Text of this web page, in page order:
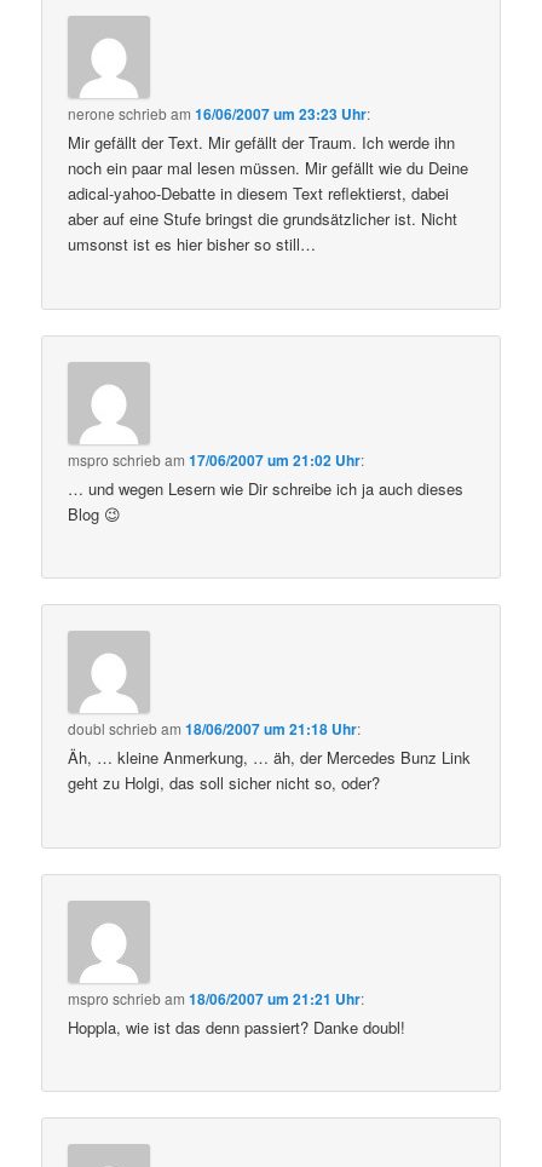
nerone schriebam16/06/2007 um 23:23 Uhr:
Mir gefällt der Text. Mir gefällt der Traum. Ich werde ihn
noch ein paar mal lesen müssen. Mir gefällt wie du Deine
adical-yahoo-Debatte in diesem Text reflektierst, dabei
aber auf eine Stufe bringst die grundsätzlicher ist. Nicht
umsonst ist es hier bisher so still…
mspro schriebam17/06/2007 um 21:02 Uhr:
… und wegen Lesern wie Dir schreibe ich ja auch dieses
Blog 😉
doubl schriebam18/06/2007 um 21:18 Uhr:
Äh, … kleine Anmerkung, … äh, der Mercedes Bunz Link
geht zu Holgi, das soll sicher nicht so, oder?
mspro schriebam18/06/2007 um 21:21 Uhr:
Hoppla, wie ist das denn passiert? Danke doubl!